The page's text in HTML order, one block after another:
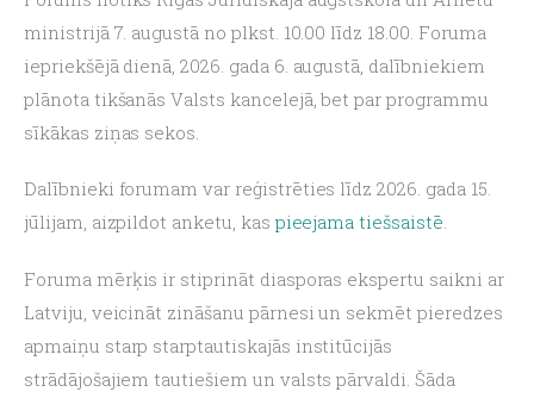
ministrijā 7. augustā no plkst. 10.00 līdz 18.00. Foruma
iepriekšējā dienā, 2026. gada 6. augustā, dalībniekiem
plānota tikšanās Valsts kancelejā, bet par programmu
sīkākas ziņas sekos.
Dalībnieki forumam var reģistrēties līdz 2026. gada 15.
jūlijam, aizpildot anketu, kas pieejama tiešsaistē.
Foruma mērķis ir stiprināt diasporas ekspertu saikni ar
Latviju, veicināt zināšanu pārnesi un sekmēt pieredzes
apmaiņu starp starptautiskajās institūcijās
strādājošajiem tautiešiem un valsts pārvaldi. Šāda